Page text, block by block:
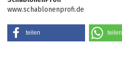
www.schablonenprofi.de
teilen teilen